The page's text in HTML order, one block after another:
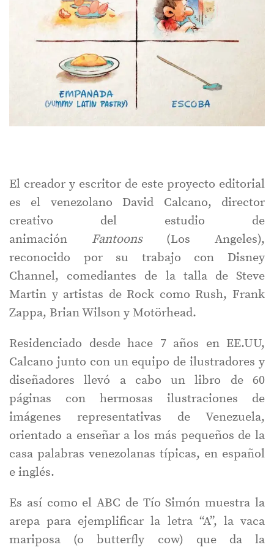
El creador y escritor de este proyecto editorial
es el venezolano David Calcano, director
creativo del estudio de
animación Fantoons(Los Angeles),
reconocido por su trabajo con Disney
Channel, comediantes de la talla de Steve
Martin y artistas de Rock como Rush, Frank
Zappa, Brian Wilson y Motörhead.
Residenciado desde hace 7 años en EE.UU,
Calcano junto con un equipo de ilustradores y
diseñadores llevó a cabo un libro de 60
páginas con hermosas ilustraciones de
imágenes representativas de Venezuela,
orientado a enseñar a los más pequeños de la
casa palabras venezolanas típicas, en español
e inglés.
Es así como el ABC de Tío Simón muestra la
arepa para ejemplificar la letra “A”, la vaca
mariposa (o butterfly cow) que da la